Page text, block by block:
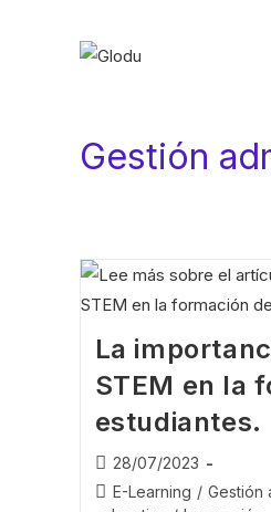
Gestión
La
STEM en la
estudiantes.
28/07/2023
E-Learning / Gestión